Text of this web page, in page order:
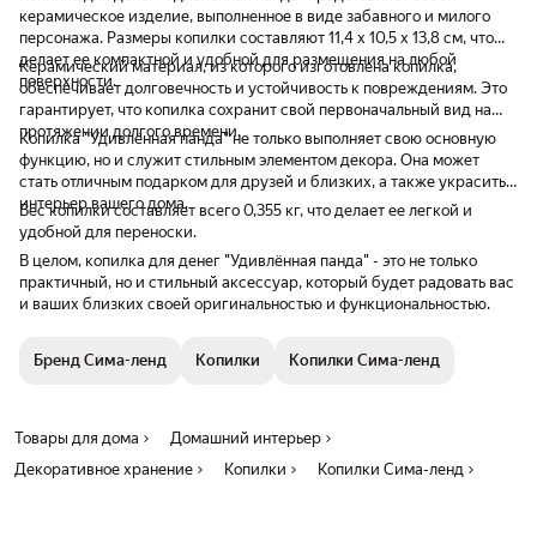
керамическое изделие, выполненное в виде забавного и милого
персонажа. Размеры копилки составляют 11,4 х 10,5 х 13,8 см, что
делает ее компактной и удобной для размещения на любой
поверхности.
Керамический материал, из которого изготовлена копилка,
обеспечивает долговечность и устойчивость к повреждениям. Это
гарантирует, что копилка сохранит свой первоначальный вид на
протяжении долгого времени.
Копилка "Удивлённая панда" не только выполняет свою основную
функцию, но и служит стильным элементом декора. Она может
стать отличным подарком для друзей и близких, а также украсить
интерьер вашего дома.
Вес копилки составляет всего 0,355 кг, что делает ее легкой и
удобной для переноски.
В целом, копилка для денег "Удивлённая панда" - это не только
практичный, но и стильный аксессуар, который будет радовать вас
и ваших близких своей оригинальностью и функциональностью.
Бренд Сима-ленд Копилки Копилки Сима-ленд
Товары для дома
Домашний интерьер
Декоративное хранение
Копилки Копилки Сима-ленд